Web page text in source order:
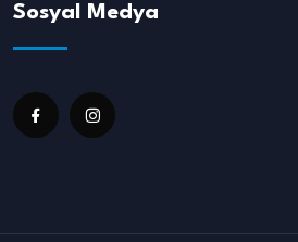
Sosyal Medya